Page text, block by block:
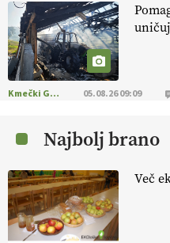
[EKOloško = LOGIČNO
v tujini
. Zato je ekološka
vinarje
. VEČ
https://t.co/
https://t.co/01qpoeLyNP
kmetijstva in uspešno prenovo
https://t.co/RRn8unbwXp
https://t.co/mnLHFv2VuP
Kmečki Glas 05.08.26 09:09
Najbolj brano
Več